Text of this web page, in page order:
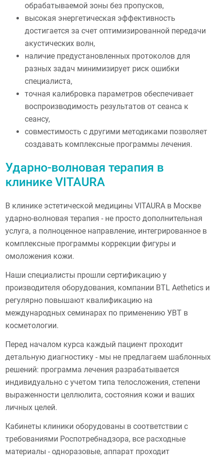
обрабатываемой зоны без пропусков,
высокая энергетическая эффективность
достигается за счет оптимизированной передачи
акустических волн,
наличие предустановленных протоколов для
разных задач минимизирует риск ошибки
специалиста,
точная калибровка параметров обеспечивает
воспроизводимость результатов от сеанса к
сеансу,
совместимость с другими методиками позволяет
создавать комплексные программы лечения.
Ударно-волновая терапия в
клинике VITAURA
В клинике эстетической медицины VITAURA в Москве
ударно-волновая терапия - не просто дополнительная
услуга, а полноценное направление, интегрированное в
комплексные программы коррекции фигуры и
омоложения кожи.
Наши специалисты прошли сертификацию у
производителя оборудования, компании BTL Aethetics и
регулярно повышают квалификацию на
международных семинарах по применению УВТ в
косметологии.
Перед началом курса каждый пациент проходит
детальную диагностику - мы не предлагаем шаблонных
решений: программа лечения разрабатывается
индивидуально с учетом типа телосложения, степени
выраженности целлюлита, состояния кожи и ваших
личных целей.
Кабинеты клиники оборудованы в соответствии с
требованиями Роспотребнадзора, все расходные
материалы - одноразовые, аппарат проходит